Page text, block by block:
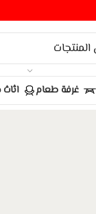
غرفة طعام